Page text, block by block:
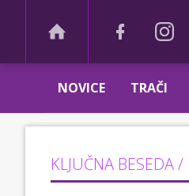
NOVICE TRAČI
KLJUČNA BESEDA /